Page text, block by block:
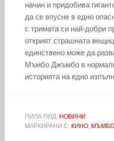
начин и придобива
да се впусне в едно
с тримата си най-добри
открият страшната
единствено може да
Мъмбо Джъмбо в
историята на едно
ПИЛА ПОД: НОВИНИ
МАРКИРАНИ С: КИНО,